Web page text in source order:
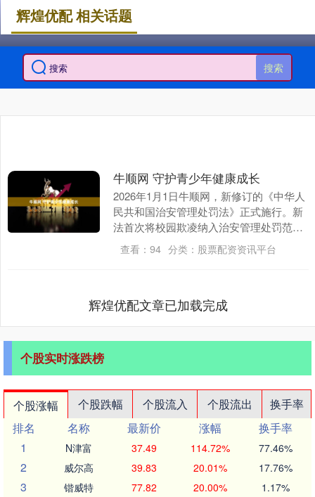
搜索
辉煌优配 相关话题
牛顺网 守护青少年健康成长
2026年1月1日牛顺网，新修订的《中华人
民共和国治安管理处罚法》正式施行。新
法首次将校园欺凌纳入治安管理处罚范
畴，“他还是个孩子”这句话，不能再成为
校园欺凌的....
查看： 94 分类： 股票配资资讯平台
辉煌优配文章已加载完成
个股实时涨跌榜
个股涨幅 个股跌幅 个股流入 个股流出
换手率
排名
名称 最新价 涨幅
换手率
1
N津富 37.49 114.72% 77.46%
2 威尔高 39.83 20.01% 17.76%
3 锴威特 77.82 20.00% 1.17%